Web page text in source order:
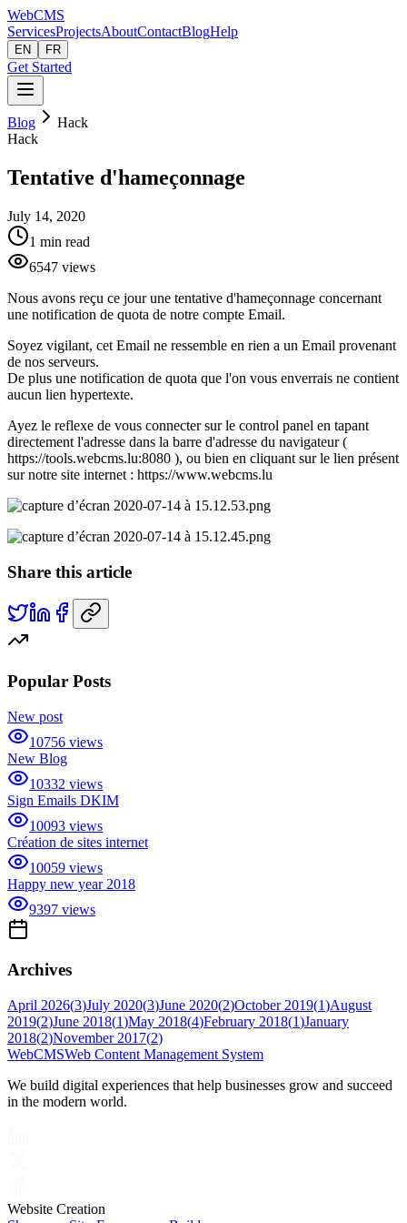
WebCMS
ServicesProjectsAboutContactBlogHelp
EN FR
Get Started
Blog
Hack
Hack
Tentative d'hameçonnage
July 14, 2020
1 min read
6547 views
Nous avons reçu ce jour une tentative d'hameçonnage concernant
une notification de quota de notre compte Email.
Soyez vigilant, cet Email ne ressemble en rien a un Email provenant
de nos serveurs.
De plus une notification de quota que l'on vous enverrais ne contient
aucun lien hypertexte.
Ayez le reflexe de vous connecter sur le control panel en tapant
directement l'adresse dans la barre d'adresse du navigateur (
https://tools.webcms.lu:8080 ), ou bien en cliquant sur le lien présent
sur notre site internet : https://www.webcms.lu
Share this article
Popular Posts
New post
10756 views
New Blog
10332 views
Sign Emails DKIM
10093 views
Création de sites internet
10059 views
Happy new year 2018
9397 views
Archives
April 2026(3)July 2020(3)June 2020(2)October 2019(1)August
2019(2)June 2018(1)May 2018(4)February 2018(1)January
2018(2)November 2017(2)
WebCMSWeb Content Management System
We build digital experiences that help businesses grow and succeed
in the modern world.
Website Creation